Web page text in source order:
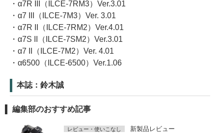
・α7R III（ILCE-7RM3）Ver.3.01
・α7 III（ILCE-7M3）Ver. 3.01
・α7R II（ILCE-7RM2）Ver.4.01
・α7S II（ILCE-7SM2）Ver.3.01
・α7 II（ILCE-7M2）Ver. 4.01
・α6500（ILCE-6500）Ver.1.06
本誌：鈴木誠
編集部のおすすめ記事
レビュー・使いこなし 新製品レビュー